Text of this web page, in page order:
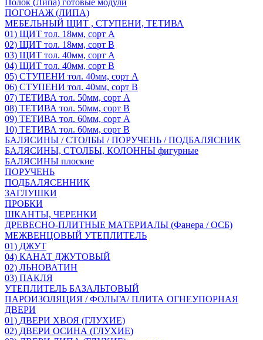
Полок (Липа) готовые модули
ПОГОНАЖ (ЛИПА)
МЕБЕЛЬНЫЙ ЩИТ , СТУПЕНИ, ТЕТИВА
01) ЩИТ тол. 18мм, сорт А
02) ЩИТ тол. 18мм, сорт В
03) ЩИТ тол. 40мм, сорт А
04) ЩИТ тол. 40мм, сорт В
05) СТУПЕНИ тол. 40мм, сорт А
06) СТУПЕНИ тол. 40мм, сорт В
07) ТЕТИВА тол. 50мм, сорт А
08) ТЕТИВА тол. 50мм, сорт В
09) ТЕТИВА тол. 60мм, сорт А
10) ТЕТИВА тол. 60мм, сорт В
БАЛЯСИНЫ / СТОЛБЫ / ПОРУЧЕНЬ / ПОДБАЛЯСНИК
БАЛЯСИНЫ, СТОЛБЫ, КОЛОННЫ фигурные
БАЛЯСИНЫ плоские
ПОРУЧЕНЬ
ПОДБАЛЯСЕННИК
ЗАГЛУШКИ
ПРОБКИ
ШКАНТЫ, ЧЕРЕНКИ
ДРЕВЕСНО-ПЛИТНЫЕ МАТЕРИАЛЫ (Фанера / ОСБ)
МЕЖВЕНЦОВЫЙ УТЕПЛИТЕЛЬ
01) ДЖУТ
04) КАНАТ ДЖУТОВЫЙ
02) ЛЬНОВАТИН
03) ПАКЛЯ
УТЕПЛИТЕЛЬ БАЗАЛЬТОВЫЙ
ПАРОИЗОЛЯЦИЯ / ФОЛЬГА/ ПЛИТА ОГНЕУПОРНАЯ
ДВЕРИ
01) ДВЕРИ ХВОЯ (ГЛУХИЕ)
02) ДВЕРИ ОСИНА (ГЛУХИЕ)